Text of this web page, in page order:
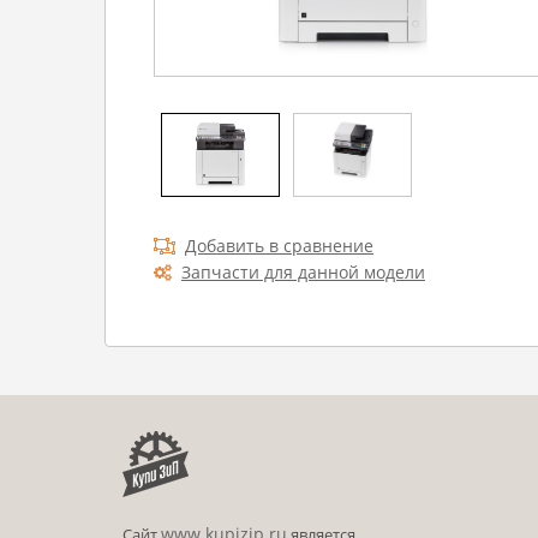
Добавить в сравнение
Запчасти для данной модели